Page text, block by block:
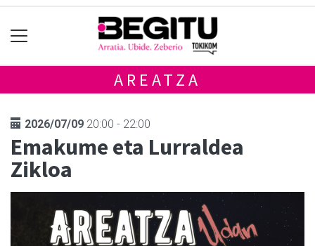
AREATZA
2026/07/09 20:00 - 22:00
Emakume eta Lurraldea
Zikloa